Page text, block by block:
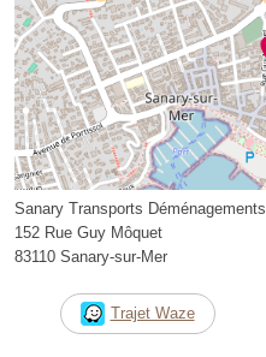
Sanary Transports Déménagements
152 Rue Guy Môquet
83110 Sanary-sur-Mer
Trajet Waze